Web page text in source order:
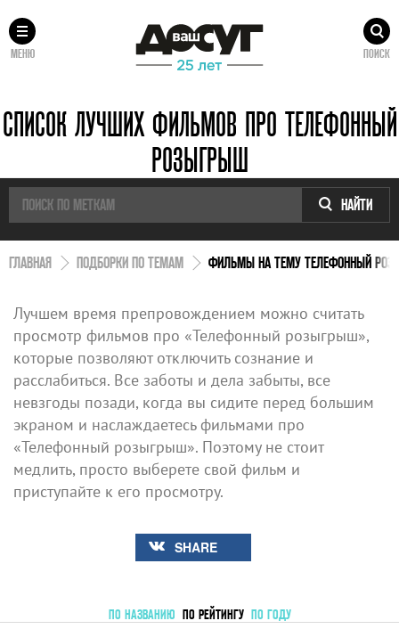
МЕНЮ ПОИСК
СПИСОК ЛУЧШИХ ФИЛЬМОВ ПРО ТЕЛЕФОННЫЙ
РОЗЫГРЫШ
НАЙТИ
ГЛАВНАЯ ПОДБОРКИ ПО ТЕМАМ ФИЛЬМЫ НА ТЕМУ ТЕЛЕФОННЫЙ
Лучшем время препровождением можно считать
просмотр фильмов про «Телефонный розыгрыш»,
которые позволяют отключить сознание и
расслабиться. Все заботы и дела забыты, все
невзгоды позади, когда вы сидите перед большим
экраном и наслаждаетесь фильмами про
«Телефонный розыгрыш». Поэтому не стоит
медлить, просто выберете свой фильм и
приступайте к его просмотру.
SHARE
ПО НАЗВАНИЮ ПО РЕЙТИНГУ ПО ГОДУ